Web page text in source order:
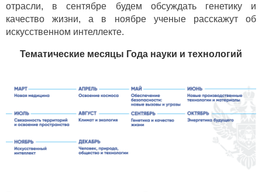
отрасли, в сентябре будем обсуждать генетику и
качество жизни, а в ноябре ученые расскажут об
искусственном интеллекте.
Тематические месяцы Года науки и технологий